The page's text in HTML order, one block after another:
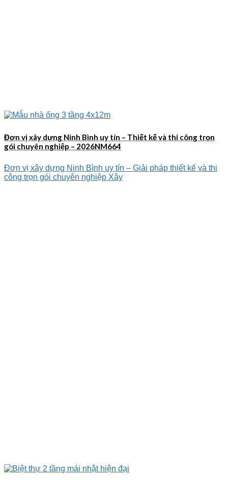
Đơn vị xây dựng Ninh Bình uy tín – Thiết kế và thi công trọn
gói chuyên nghiệp – 2026NM664
Đơn vị xây dựng Ninh Bình uy tín – Giải pháp thiết kế và thi
công trọn gói chuyên nghiệp Xây